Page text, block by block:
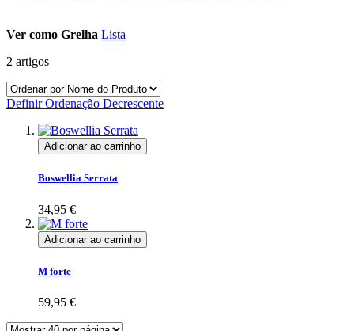
Ver como Grelha Lista
2 artigos
Definir Ordenação Decrescente
Adicionar ao carrinho
Boswellia Serrata
34,95 €
Adicionar ao carrinho
M forte
59,95 €